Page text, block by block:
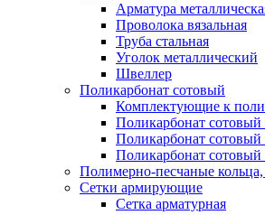
Арматура
Проволока вязальная
Труба стальная
Уголок металлический
Швеллер
Поликарбонат сотовый
Комплектующие к
Поликарбонат
Поликарбонат
Поликарбонат
Полимерно-песчаные
Сетки армирующие
Сетка арматурная